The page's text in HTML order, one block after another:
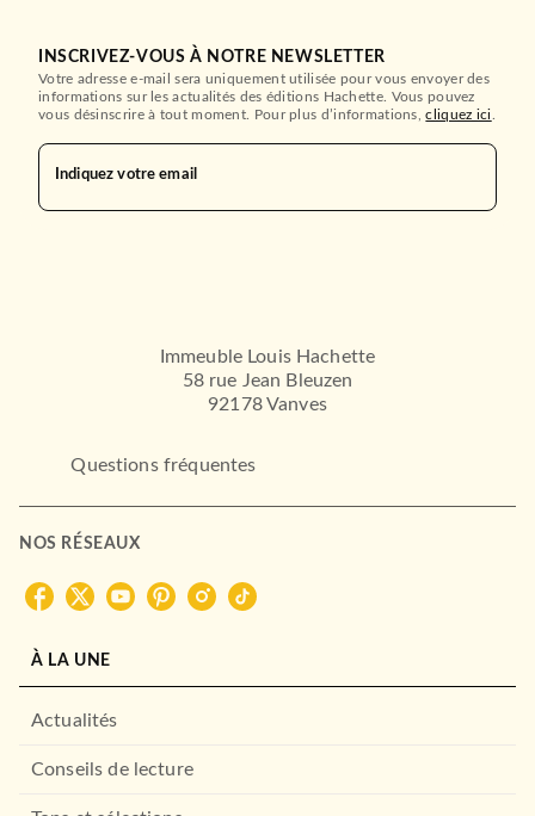
INSCRIVEZ-VOUS À NOTRE NEWSLETTER
Votre adresse e-mail sera uniquement utilisée pour vous envoyer des
informations sur les actualités des éditions Hachette. Vous pouvez
vous désinscrire à tout moment. Pour plus d’informations,cliquez ici
Indiquez votre email
Immeuble Louis Hachette
58 rue Jean Bleuzen
92178 Vanves
Questions fréquentes
NOS RÉSEAUX
À LA UNE
Actualités
Conseils de lecture